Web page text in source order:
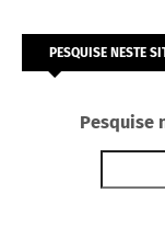
PESQUISE NESTE
Pesquise